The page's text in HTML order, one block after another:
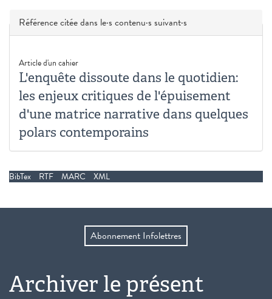
Masquer
Référence citée dans le·s contenu·s suivant·s
Article d'un cahier
L'enquête dissoute dans le quotidien:
les enjeux critiques de l'épuisement
d'une matrice narrative dans quelques
polars contemporains
BibTex RTF MARC XML
Abonnement Infolettres
Archiver le présent